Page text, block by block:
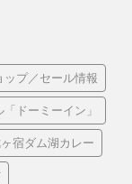
ップ／セール情報
ドーミーイン」
宿ダム湖カレー